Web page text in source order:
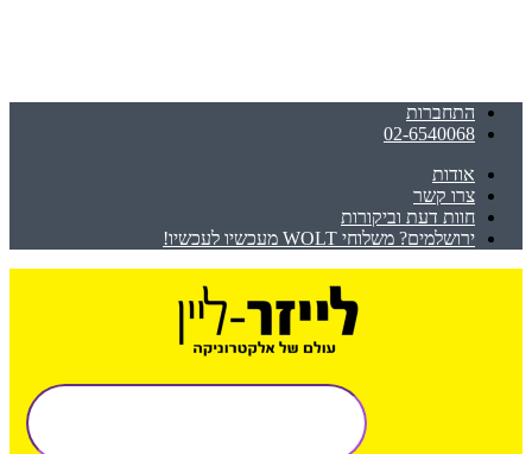
התחברות
02-6540068
אודות
צרו קשר
חוות דעת וביקורות
ירושלמים? משלוחי WOLT מעכשיו לעכשיו!